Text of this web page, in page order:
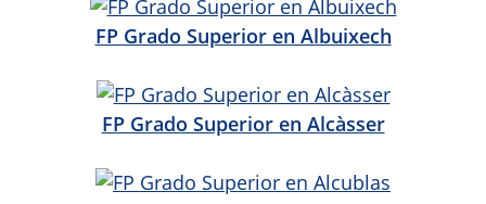
FP Grado Superior en Albuixech
FP Grado Superior en Alcàsser